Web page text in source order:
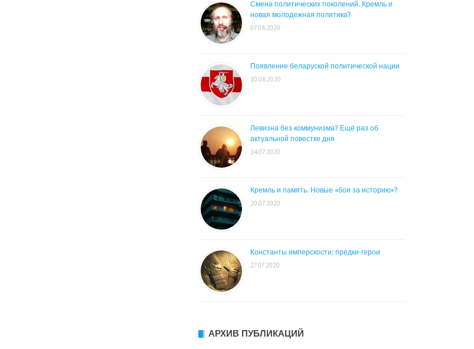
Смена политических поколений. Кремль и
новая молодежная политика?
07.08.2020
Появление беларуской политической нации
10.08.2020
Левизна без коммунизма? Ещё раз об
актуальной повестке дня
14.07.2020
Кремль и память. Новые «бои за историю»?
20.07.2020
Константы имперскости: предки-герои
27.07.2020
АРХИВ ПУБЛИКАЦИЙ